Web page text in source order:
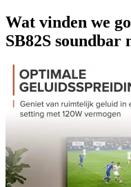
Wat vinden we
SB82S soundbar